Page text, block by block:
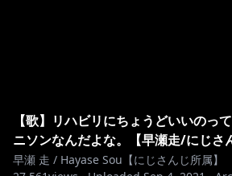
音楽：STAR DUST BGM
【歌】リハビリにちょうどいいのっ
ニソンなんだよな。【早瀬走/にじさ
早瀬 走 / Hayase Sou【にじさんじ所属】